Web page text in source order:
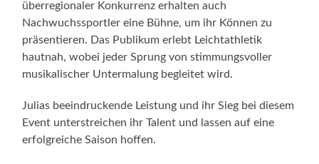
überregionaler Konkurrenz erhalten auch
Nachwuchssportler eine Bühne, um ihr Können zu
präsentieren. Das Publikum erlebt Leichtathletik
hautnah, wobei jeder Sprung von stimmungsvoller
musikalischer Untermalung begleitet wird.
Julias beeindruckende Leistung und ihr Sieg bei diesem
Event unterstreichen ihr Talent und lassen auf eine
erfolgreiche Saison hoffen.